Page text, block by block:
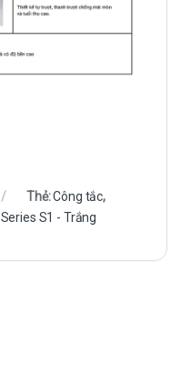
Thẻ:Công tắc,
Series S1 - Trắng